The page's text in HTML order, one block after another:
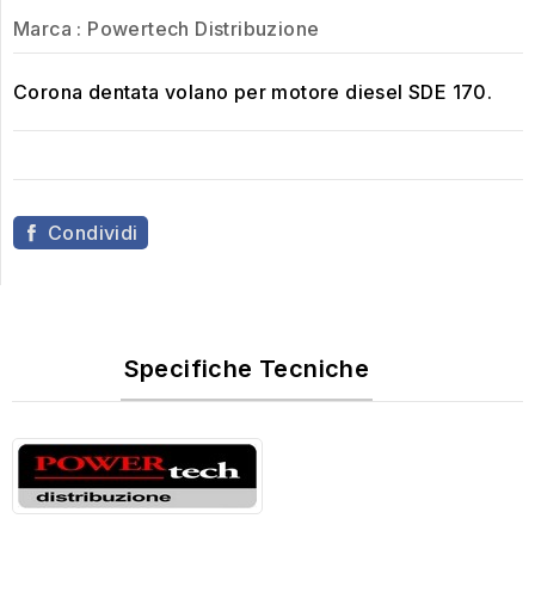
Marca : Powertech Distribuzione
Corona dentata volano per motore diesel SDE 170.
Condividi
Specifiche Tecniche